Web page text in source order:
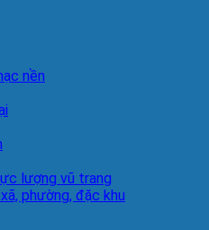
nền
lượng vũ trang
phường, đặc khu